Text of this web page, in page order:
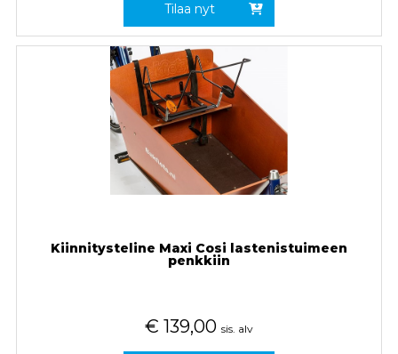
Tilaa nyt
Kiinnitysteline Maxi Cosi lastenistuimeen
penkkiin
€ 139,00 sis. alv